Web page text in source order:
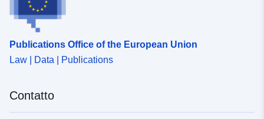
Publications Office of the European Union
Law | Data | Publications
Contatto